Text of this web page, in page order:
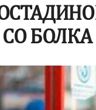
СО БОЛКА